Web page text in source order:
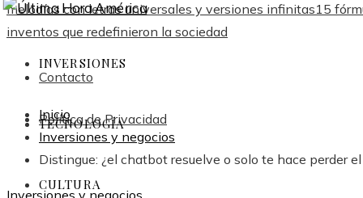
melodías con letras universales y versiones infinitas15
inventos que redefinieron la sociedad
Contacto
Política de Privacidad
INVERSIONES
TECNOLOGÍA
CULTURA
Inicio
Inversiones y negocios
Distingue: ¿el chatbot resuelve o solo te hace perder
Inversiones y negocios